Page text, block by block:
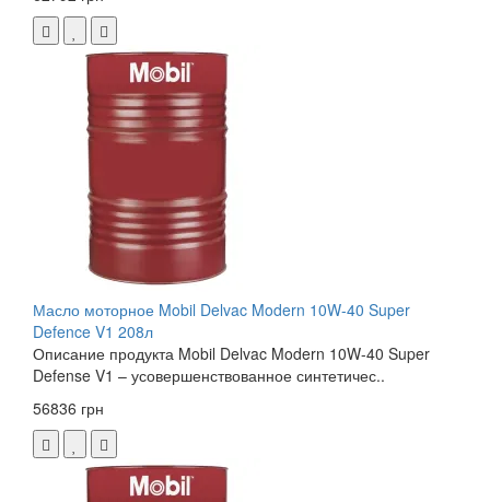
Масло моторное Mobil Delvac Modern 10W-40 Super
Defence V1 208л
Описание продукта Mobil Delvac Modern 10W-40 Super
Defense V1 – усовершенствованное синтетичес..
56836 грн